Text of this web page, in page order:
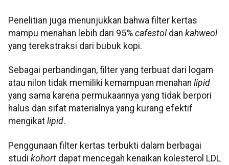
Penelitian juga menunjukkan bahwa filter kertas
mampu menahan lebih dari 95% cafestol dan kahweol
yang terekstraksi dari bubuk kopi.
Sebagai perbandingan, filter yang terbuat dari logam
atau nilon tidak memiliki kemampuan menahan lipid
yang sama karena permukaannya yang tidak berpori
halus dan sifat materialnya yang kurang efektif
mengikat lipid.
Penggunaan filter kertas terbukti dalam berbagai
studi kohort dapat mencegah kenaikan kolesterol LDL